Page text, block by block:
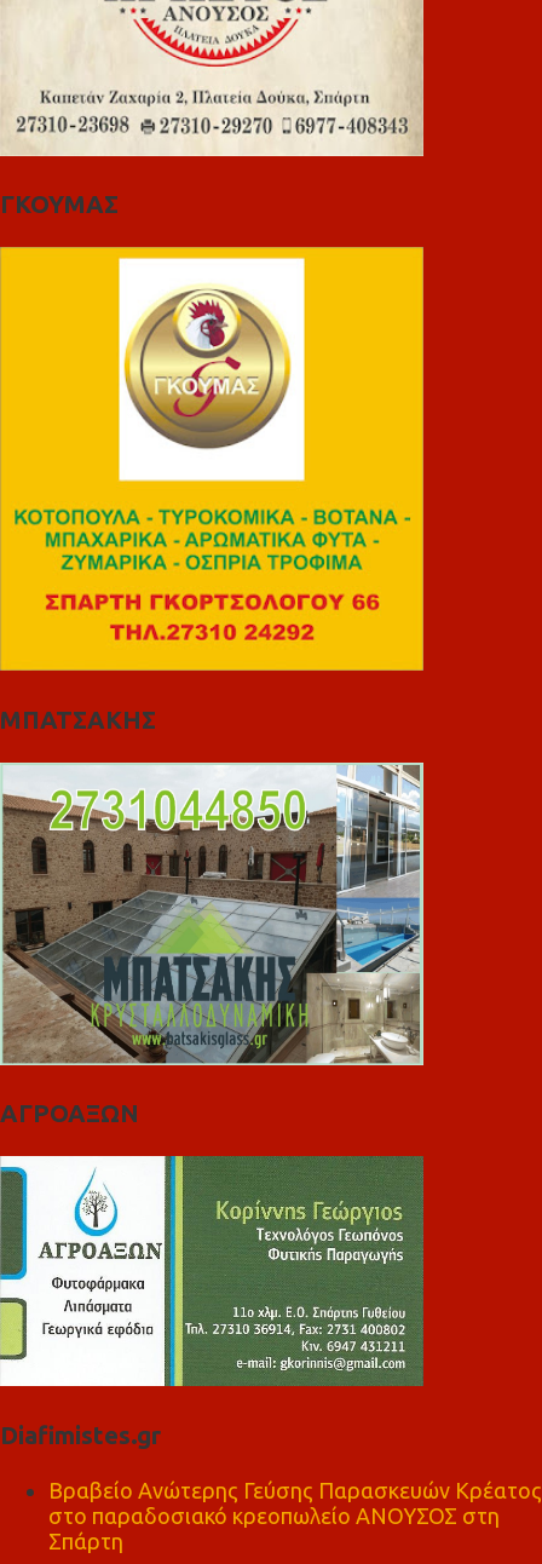
ΓΚΟΥΜΑΣ
ΜΠΑΤΣΑΚΗΣ
ΑΓΡΟΑΞΩΝ
Diafimistes.gr
Βραβείο Ανώτερης Γεύσης Παρασκευών Κρέατος
στο παραδοσιακό κρεοπωλείο ΑΝΟΥΣΟΣ στη
Σπάρτη